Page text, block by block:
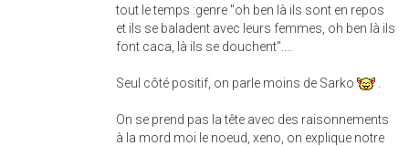
tout le temps :genre "oh ben là ils sont en repos
et ils se baladent avec leurs femmes, oh ben là ils
font caca, là ils se douchent"....
Seul côté positif, on parle moins de Sarko
On se prend pas la tête avec des raisonnements
à la mord moi le noeud, xeno, on explique notre